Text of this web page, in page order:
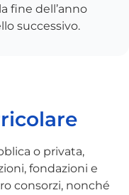
fine dell’anno
successivo.
o privata,
fondazioni e
consorzi, nonché